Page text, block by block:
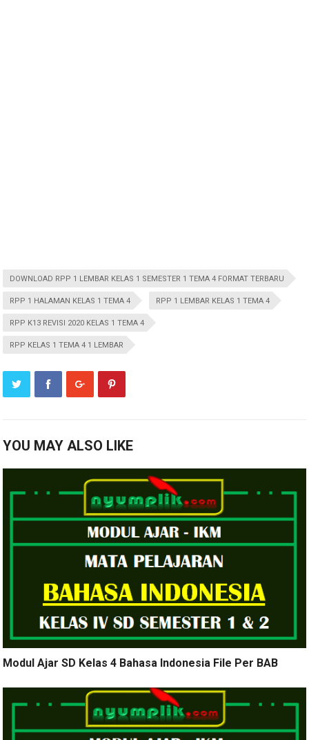
DOWNLOAD RPP 1 LEMBAR KELAS 1 SEMESTER 1 TEMA 4 FORMAT TERBARU
RPP 1 HALAMAN KELAS 1 TEMA 4 RPP 1 LEMBAR KELAS 1 TEMA 4
RPP K13 REVISI 2020 KELAS 1 TEMA 4
RPP KELAS 1 TEMA 4 1 LEMBAR
YOU MAY ALSO LIKE
Modul Ajar SD Kelas 4 Bahasa Indonesia File Per BAB